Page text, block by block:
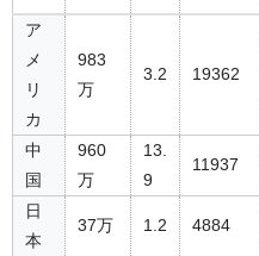
ア
メ
リ
カ
983
万
3.2 19362
中
国
960
万
13.
9
11937
日
本
37万 1.2 4884